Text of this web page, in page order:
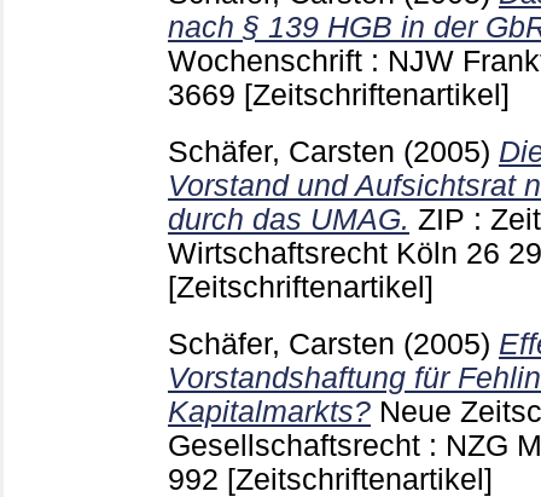
nach § 139 HGB in der
Wochenschrift : NJW
3669 [Zeitschriftenartikel]
Schäfer, Carsten (2005)
Vorstand und Aufsichtsrat
durch das UMAG. ZIP :
Wirtschaftsrecht Köln 26
[Zeitschriftenartikel]
Schäfer, Carsten (2005)
Vorstandshaftung für
Kapitalmarkts? Neue
Gesellschaftsrecht : NZG
992 [Zeitschriftenartikel]